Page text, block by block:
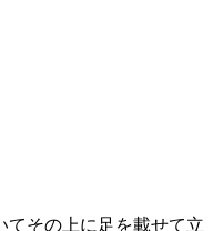
てその上に足を載せて立